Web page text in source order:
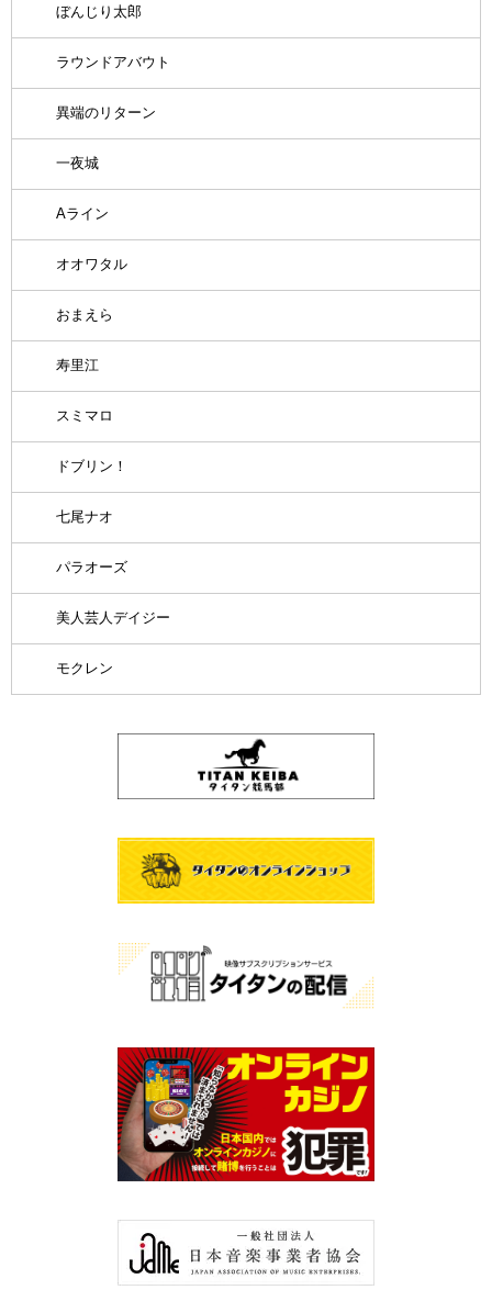
ぼんじり太郎
ラウンドアバウト
異端のリターン
一夜城
Aライン
オオワタル
おまえら
寿里江
スミマロ
ドブリン！
七尾ナオ
パラオーズ
美人芸人デイジー
モクレン